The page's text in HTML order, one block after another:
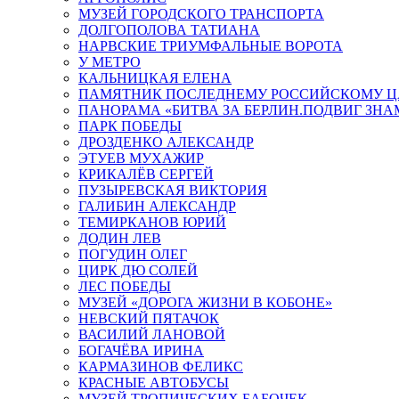
МУЗЕЙ ГОРОДСКОГО ТРАНСПОРТА
ДОЛГОПОЛОВА ТАТИАНА
НАРВСКИЕ ТРИУМФАЛЬНЫЕ ВОРОТА
У МЕТРО
КАЛЬНИЦКАЯ ЕЛЕНА
ПАМЯТНИК ПОСЛЕДНЕМУ РОССИЙСКОМУ
ПАНОРАМА «БИТВА ЗА БЕРЛИН.ПОДВИГ
ПАРК ПОБЕДЫ
ДРОЗДЕНКО АЛЕКСАНДР
ЭТУЕВ МУХАЖИР
КРИКАЛЁВ СЕРГЕЙ
ПУЗЫРЕВСКАЯ ВИКТОРИЯ
ГАЛИБИН АЛЕКСАНДР
ТЕМИРКАНОВ ЮРИЙ
ДОДИН ЛЕВ
ПОГУДИН ОЛЕГ
ЦИРК ДЮ СОЛЕЙ
ЛЕС ПОБЕДЫ
МУЗЕЙ «ДОРОГА ЖИЗНИ В КОБОНЕ»
НЕВСКИЙ ПЯТАЧОК
ВАСИЛИЙ ЛАНОВОЙ
БОГАЧЁВА ИРИНА
КАРМАЗИНОВ ФЕЛИКС
КРАСНЫЕ АВТОБУСЫ